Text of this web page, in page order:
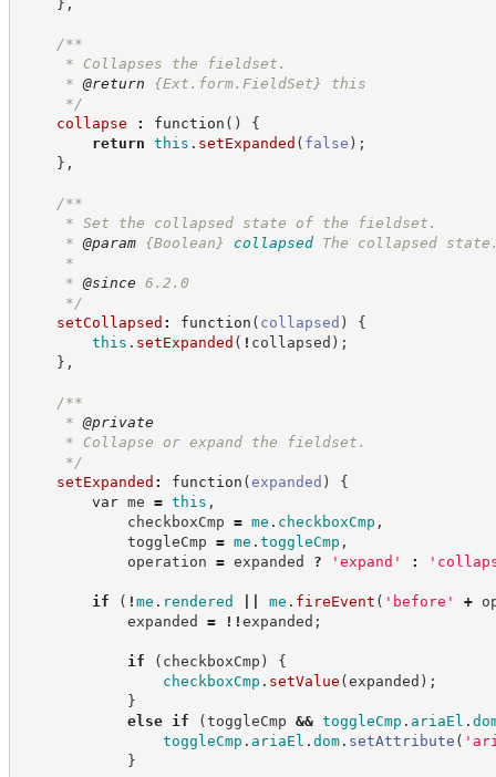
} ,
/**
* Collapses the fieldset.
* @return {Ext.form.FieldSet}
this
*/
collapse
: function ( )
{
return this . setExpanded ( false ) ;
} ,
/**
* Set the collapsed state of the fieldset.
* @param {Boolean} collapsed
The collapsed
*
* @since 6.2.0
*/
setCollapsed : function ( collapsed )
{
this . setExpanded ( ! collapsed ) ;
} ,
/**
* @private
* Collapse or expand the fieldset.
*/
setExpanded : function (expanded )
{
var me = this ,
checkboxCmp = me . checkboxCmp ,
toggleCmp = me . toggleCmp ,
operation = expanded ? ' expand ' : '
if ( ! me . rendered me . fireEvent ( ' before ' +
expanded = !! expanded ;
if ( checkboxCmp )
{
checkboxCmp . setValue (expanded ) ;
}
else
if (toggleCmp && toggleCmp . ariaEl .
toggleCmp . ariaEl . dom. setAttribute ( '
}